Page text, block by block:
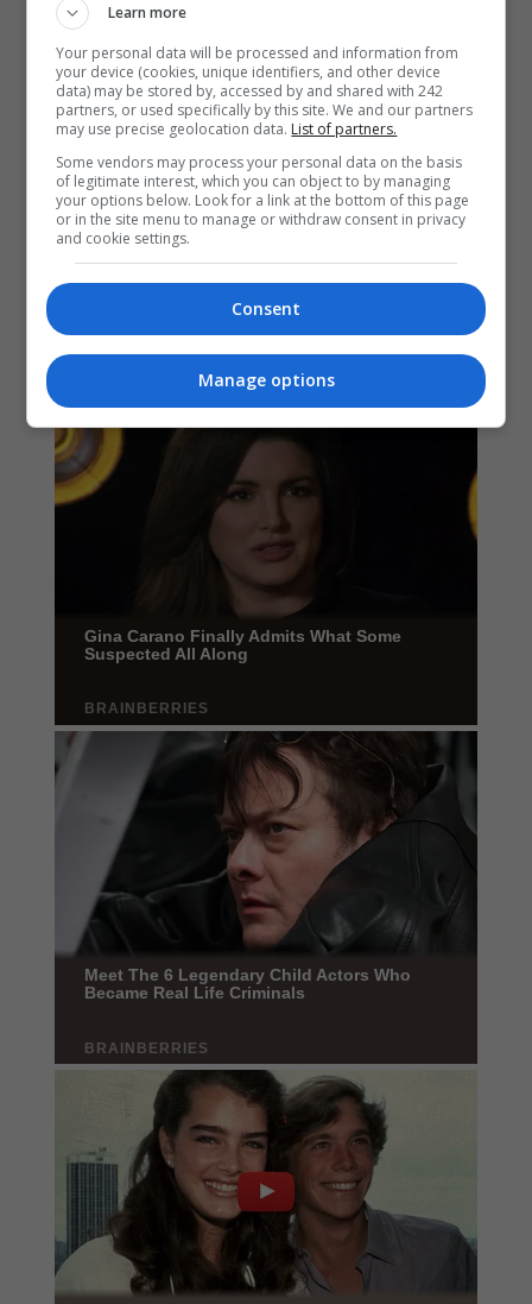
Learn more
Your personal data will be processed and information from
your device (cookies, unique identifiers, and other device
data) may be stored by, accessed by and shared with 242
partners, or used specifically by this site. We and our partners
may use precise geolocation data. List of partners.
Some vendors may process your personal data on the basis
of legitimate interest, which you can object to by managing
your options below. Look for a link at the bottom of this page
or in the site menu to manage or withdraw consent in privacy
and cookie settings.
Consent
Manage options